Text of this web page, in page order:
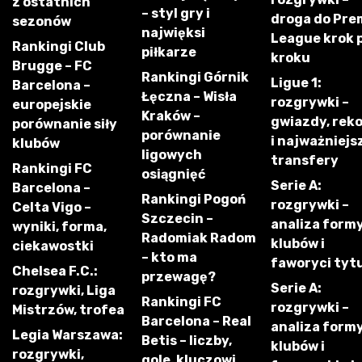
sezonów
Rankingi Club
Brugge – FC
Barcelona –
europejskie
porównanie siły
klubów
Rankingi FC
Barcelona –
Celta Vigo –
wyniki, forma,
ciekawostki
Chelsea F.C.:
rozgrywki, Liga
Mistrzów, trofea
Legia Warszawa:
rozgrywki,
– styl gry i
najwięksi
piłkarze
Rankingi Górnik
Łęczna – Wisła
Kraków –
porównanie
ligowych
osiągnięć
Rankingi Pogoń
Szczecin –
Radomiak Radom
– kto ma
przewagę?
Rankingi FC
Barcelona – Real
Betis – liczby,
droga do
League krok
kroku
Ligue 1:
rozgrywki –
gwiazdy,
i
transfery
Serie A:
rozgrywki –
analiza
klubów i
faworyci
Serie A:
rozgrywki –
analiza
klubów i